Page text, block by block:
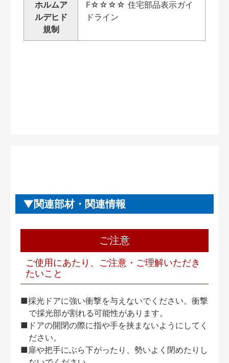
ホルムア
ルデヒド
規制
F☆☆☆☆ 住宅部品表示ガイ
ドライン
関連部材・関連情報
ご注意
ご使用にあたり、ご注意・ご理解いただき
たいこと
■採光ドアに強い衝撃を与えないでください。衝撃
で採光部が割れる可能性があります。
■ドアの開閉の際に指や手を挟まないようにしてく
ださい。
■扉や把手にぶら下がったり、勢いよく閉めたりし